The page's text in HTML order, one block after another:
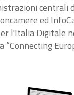
centrali
ed
l'Italia Digitale
“Connecting